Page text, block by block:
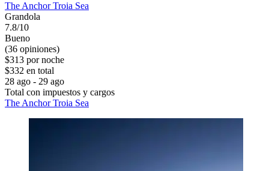
The Anchor Troia Sea
Grandola
7.8/10
Bueno
(36 opiniones)
$313 por noche
$332 en total
28 ago - 29 ago
Total con impuestos y cargos
The Anchor Troia Sea